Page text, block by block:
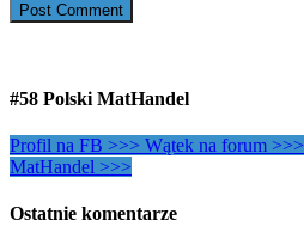
#58 Polski MatHandel
Profil na FB >>> Wątek na forum >>>
MatHandel >>>
Ostatnie komentarze